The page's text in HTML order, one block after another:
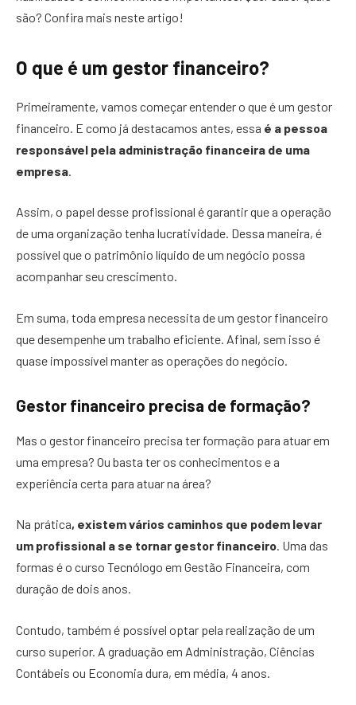
são? Confira mais neste artigo!
O que é um gestor financeiro?
Primeiramente, vamos começar entender o que é um gestor
financeiro. E como já destacamos antes, essa é a pessoa
responsável pela administração financeira de uma
empresa
Assim, o papel desse profissional é garantir que a operação
de uma organização tenha lucratividade. Dessa maneira, é
possível que o patrimônio líquido de um negócio possa
acompanhar seu crescimento.
Em suma, toda empresa necessita de um gestor financeiro
que desempenhe um trabalho eficiente. Afinal, sem isso é
quase impossível manter as operações do negócio.
Gestor financeiro precisa de formação?
Mas o gestor financeiro precisa ter formação para atuar em
uma empresa? Ou basta ter os conhecimentos e a
experiência certa para atuar na área?
Na prática, existem vários caminhos que podem levar
um profissional a se tornar gestor financeiro. Uma das
formas é o curso Tecnólogo em Gestão Financeira, com
duração de dois anos.
Contudo, também é possível optar pela realização de um
curso superior. A graduação em Administração, Ciências
Contábeis ou Economia dura, em média, 4 anos.